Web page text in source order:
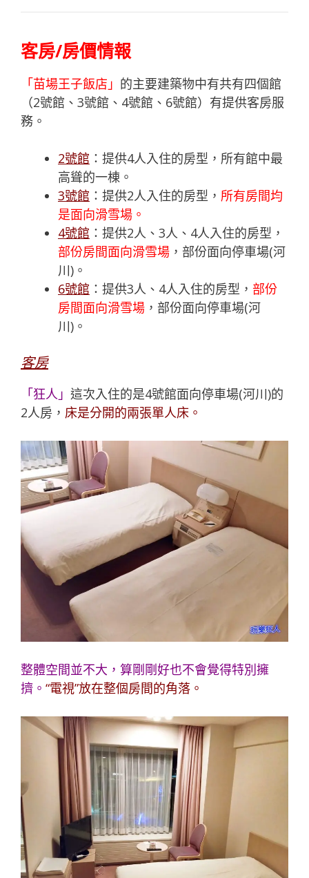
客房/房價情報
「苗場王子飯店」 的主要建築物中有共有四個館
（2號館、3號館、4號館、6號館）有提供客房服
務。
2號館 ：提供4人入住的房型，所有館中最
高聳的一棟。
3號館 ：提供2人入住的房型， 所有房間均
是面向滑雪場。
4號館 ：提供2人、3人、4人入住的房型，
部份房間面向滑雪場 ，部份面向停車場(河
川)。
6號館 ：提供3人、4人入住的房型， 部份
房間面向滑雪場 ，部份面向停車場(河
川)。
客房
「狂人 」 這次入住的是4號館面向停車場(河川)的
2人房， 床是分開的兩張單人床。
整體空間並不大，算剛剛好也不會覺得特別擁
擠。 “電視”放在整個房間的角落。